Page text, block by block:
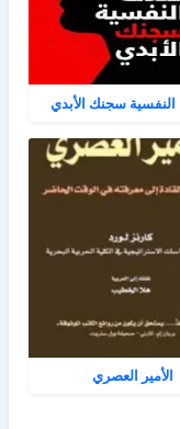
سجنك الأبدي
الأمير العصري